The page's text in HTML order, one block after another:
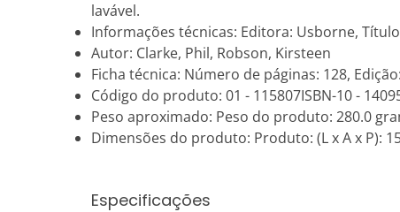
lavável.
Informações técnicas: Editora: Usborne,
Autor: Clarke, Phil, Robson, Kirsteen
Ficha técnica: Número de páginas: 128,
Código do produto: 01 - 115807ISBN-10 -
Peso aproximado: Peso do produto: 280.0
Dimensões do produto: Produto: (L x A x P):
Especificações